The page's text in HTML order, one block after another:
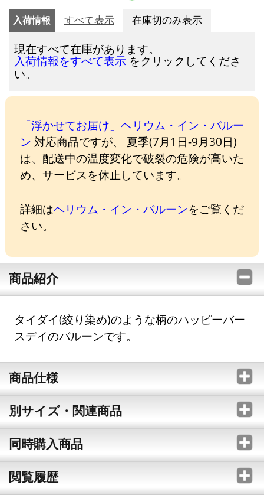
入荷情報 すべて表示 在庫切のみ表示
現在すべて在庫があります。
入荷情報をすべて表示 をクリックしてくださ
い。
「浮かせてお届け」ヘリウム・イン・バルー
ン 対応商品ですが、 夏季(7月1日-9月30日)
は、配送中の温度変化で破裂の危険が高いた
め、サービスを休止しています。
詳細はヘリウム・イン・バルーンをご覧くだ
さい。
商品紹介
タイダイ(絞り染め)のような柄のハッピーバー
スデイのバルーンです。
商品仕様
別サイズ・関連商品
同時購入商品
閲覧履歴